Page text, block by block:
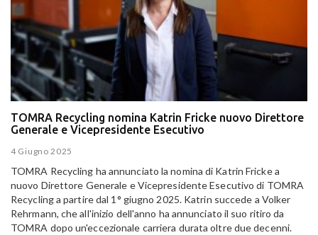
TOMRA Recycling nomina Katrin Fricke nuovo Direttore
Generale e Vicepresidente Esecutivo
4 Giugno 2025
TOMRA Recycling ha annunciato la nomina di Katrin Fricke a
nuovo Direttore Generale e Vicepresidente Esecutivo di TOMRA
Recycling a partire dal 1° giugno 2025. Katrin succede a Volker
Rehrmann, che all'inizio dell'anno ha annunciato il suo ritiro da
TOMRA dopo un'eccezionale carriera durata oltre due decenni.